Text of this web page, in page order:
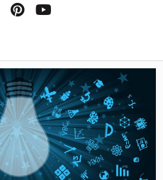
i
n
r
e
s
o
u
b
e